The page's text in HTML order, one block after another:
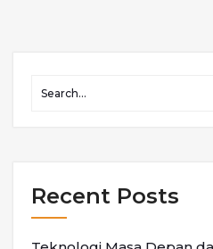
Recent Posts